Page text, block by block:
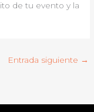
de tu evento y la
Entrada siguiente →